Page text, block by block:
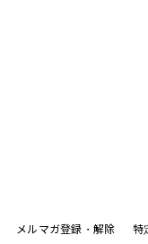
メルマガ登録・解除 特